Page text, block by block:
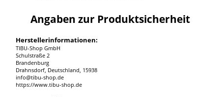
Angaben zur Produktsicherheit
Herstellerinformationen:
TIBU-Shop GmbH
Schulstraße 2
Brandenburg
Drahnsdorf, Deutschland, 15938
info@tibu-shop.de
https://www.tibu-shop.de